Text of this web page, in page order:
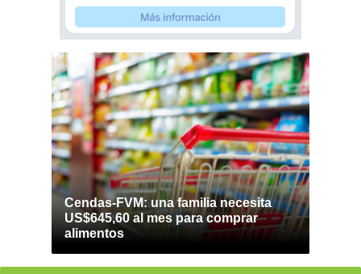
Cendas-FVM: una familia necesita
US$645,60 al mes para comprar
alimentos